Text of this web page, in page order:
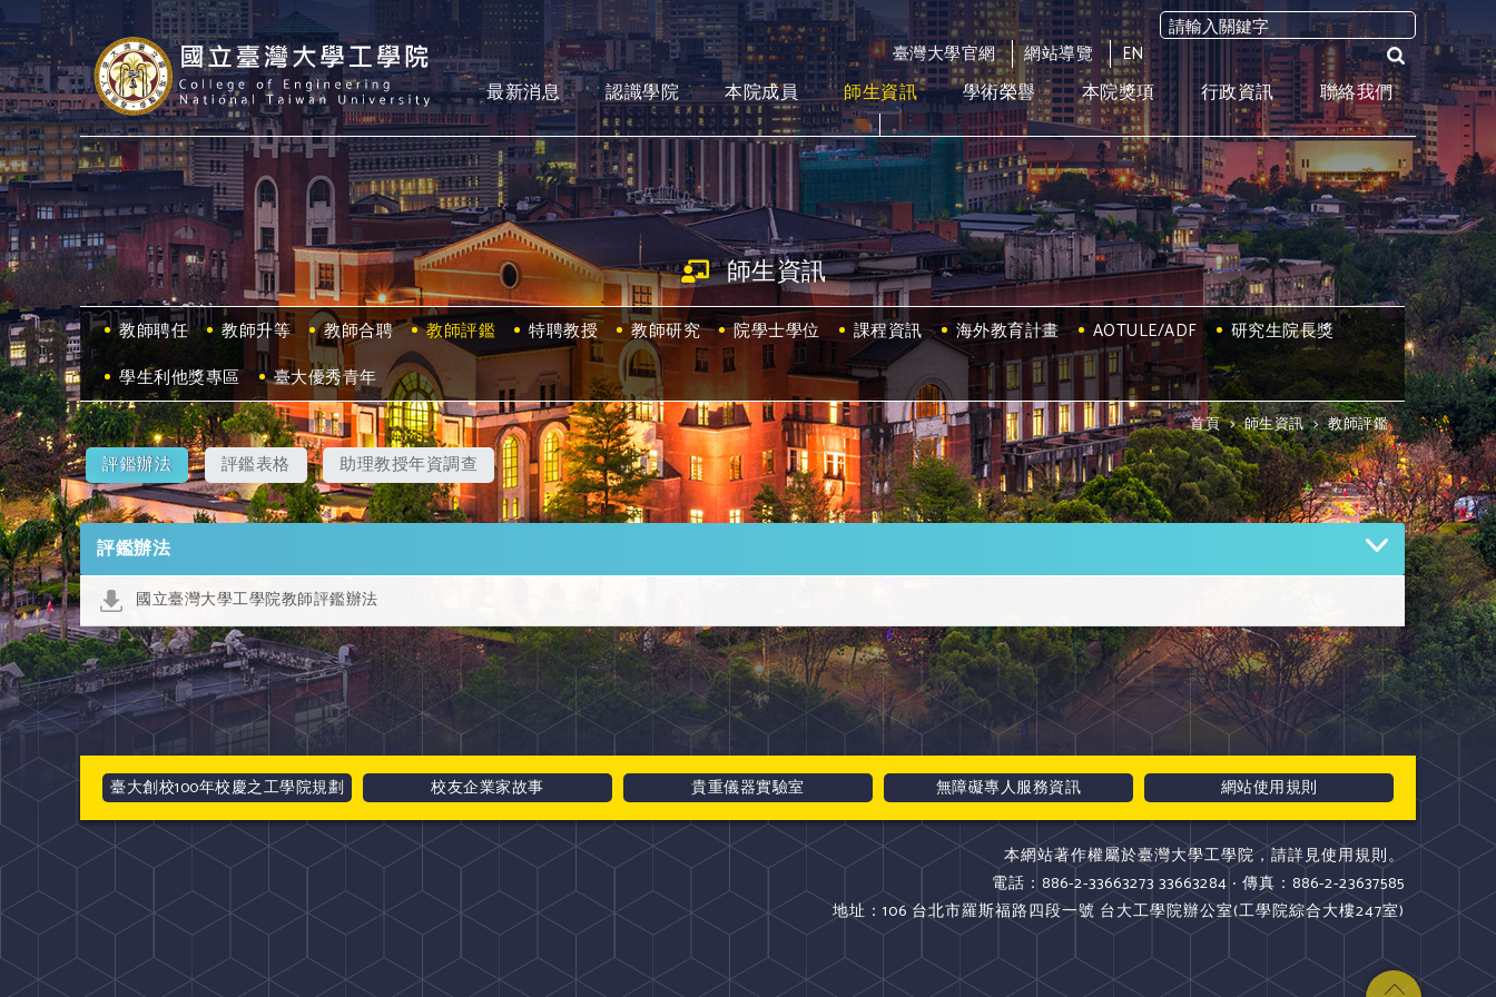
臺灣大學官網 網站導覽 EN
最新消息 認識學院 本院成員 師生資訊 學術榮譽 本院獎項 行政資訊 聯絡我們
師生資訊
教師聘任 教師升等 教師合聘 教師評鑑 特聘教授 教師研究 院學士學位 課程資訊 海外教育計畫 AOTULE/ADF
研究生院長獎
學生利他獎專區
臺大優秀青年
首頁 > 師生資訊 > 教師評鑑
評鑑辦法 評鑑表格 助理教授年資調查
評鑑辦法
國立臺灣大學工學院教師評鑑辦法
臺大創校100年校慶之工學院規劃 校友企業家故事 貴重儀器實驗室 無障礙專人服務資訊 網站使用規則
本網站著作權屬於臺灣大學工學院，請詳見使用規則。
電話：886-2-33663273 33663284 ‧ 傳真：886-2-23637585
地址：106 台北市羅斯福路四段一號 台大工學院辦公室(工學院綜合大樓247室)